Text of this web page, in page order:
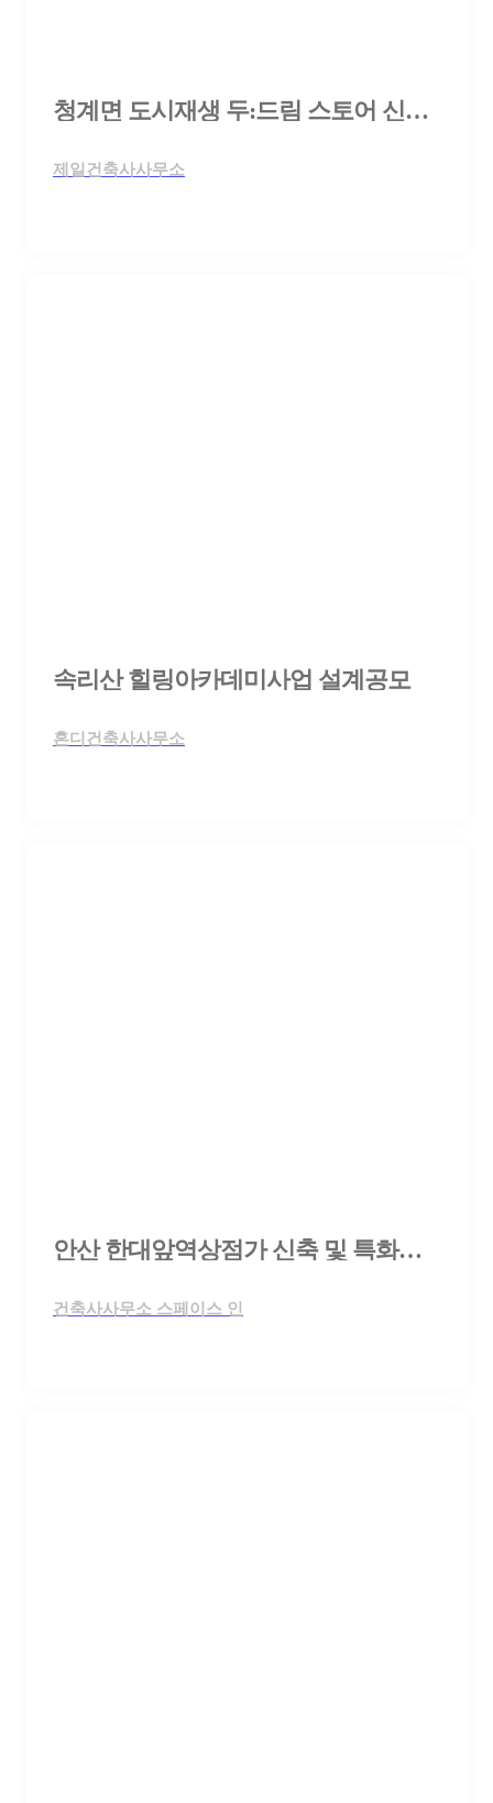
청계면 도시재생 두:드림 스토어 신축공사 설계공모
제일건축사사무소
속리산 힐링아카데미사업 설계공모
혼디건축사사무소
안산 한대앞역상점가 신축 및 특화가로 조성 사업 설계공모
건축사사무소 스페이스 인